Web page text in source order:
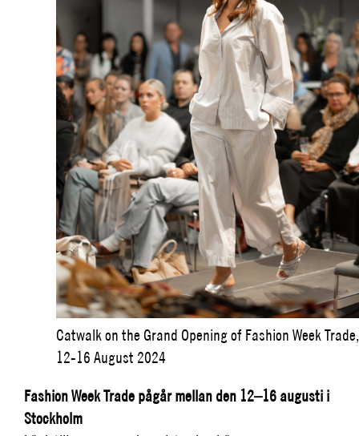
Catwalk on the Grand Opening of Fashion Week Trade,
12-16 August 2024
Fashion Week Trade pågår mellan den 12–16 augusti i
Stockholm